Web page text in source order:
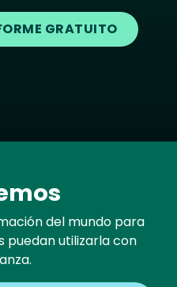
GRATUITO
del mundo para
puedan utilizarla con